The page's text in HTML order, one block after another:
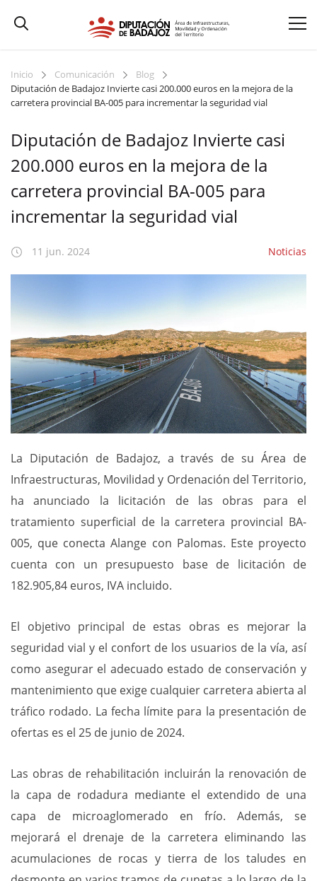
Inicio Comunicación
Blog
Diputación de Badajoz Invierte casi 200.000 euros en la mejora de la
carretera provincial BA-005 para incrementar la seguridad vial
Diputación de Badajoz Invierte casi
200.000 euros en la mejora de la
carretera provincial BA-005 para
incrementar la seguridad vial
11 jun. 2024 Noticias
La Diputación de Badajoz, a través de su Área de
Infraestructuras, Movilidad y Ordenación del Territorio,
ha anunciado la licitación de las obras para el
tratamiento superficial de la carretera provincial BA-
005, que conecta Alange con Palomas. Este proyecto
cuenta con un presupuesto base de licitación de
182.905,84 euros, IVA incluido.
El objetivo principal de estas obras es mejorar la
seguridad vial y el confort de los usuarios de la vía, así
como asegurar el adecuado estado de conservación y
mantenimiento que exige cualquier carretera abierta al
tráfico rodado. La fecha límite para la presentación de
ofertas es el 25 de junio de 2024.
Las obras de rehabilitación incluirán la renovación de
la capa de rodadura mediante el extendido de una
capa de microaglomerado en frío. Además, se
mejorará el drenaje de la carretera eliminando las
acumulaciones de rocas y tierra de los taludes en